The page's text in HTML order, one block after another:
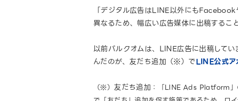
「デジタル広告はLINE以外にも
異なるため、幅広い広告媒体に出稿するこ
以前バルクオムは、LINE広告に出稿して
んだのが、友だち追加（※）でLINE公式ア
（※）友だち追加 ：「LINE Ads Platform」